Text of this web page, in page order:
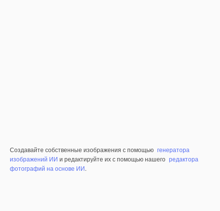
Создавайте собственные изображения с помощью генератора
изображений ИИ и редактируйте их с помощью нашего редактора
фотографий на основе ИИ.